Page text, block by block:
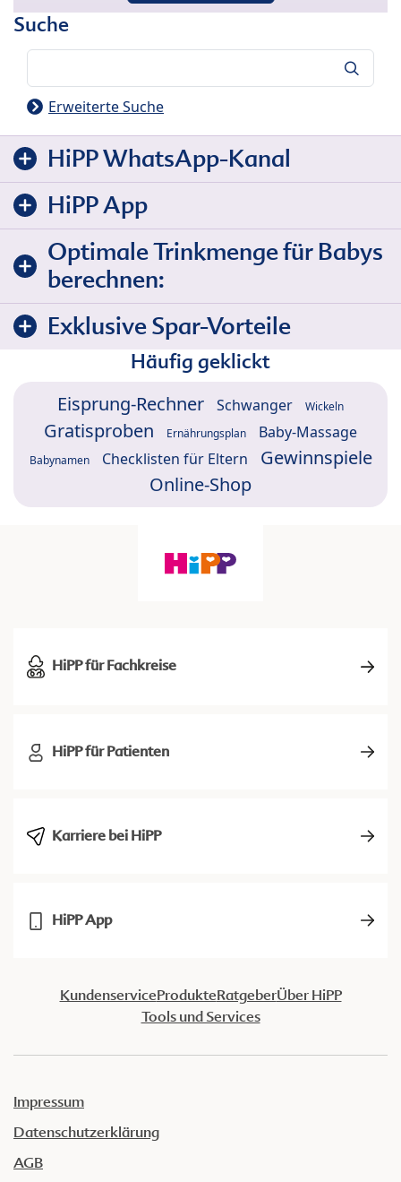
Suche
Erweiterte Suche
HiPP WhatsApp-Kanal
HiPP App
Optimale Trinkmenge für Babys
berechnen:
Exklusive Spar-Vorteile
Häufig geklickt
Eisprung-Rechner Schwanger Wickeln
Gratisproben Ernährungsplan Baby-Massage
Babynamen Checklisten für Eltern
Gewinnspiele
Online-Shop
HiPP für Fachkreise
HiPP für Patienten
Karriere bei HiPP
HiPP App
KundenserviceProdukteRatgeberÜber HiPP
Tools und Services
Impressum
Datenschutzerklärung
AGB